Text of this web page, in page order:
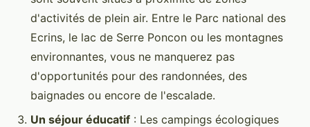
d'activités de plein air. Entre le Parc national des
Ecrins, le lac de Serre Poncon ou les montagnes
environnantes, vous ne manquerez pas
d'opportunités pour des randonnées, des
baignades ou encore de l'escalade.
Un séjour éducatif : Les campings écologiques